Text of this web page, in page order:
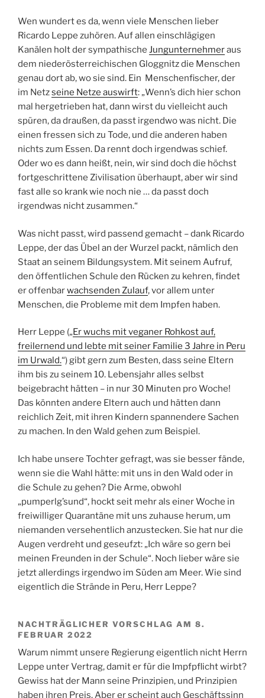
Wen wundert es da, wenn viele Menschen lieber
Ricardo Leppe zuhören. Auf allen einschlägigen
Kanälen holt der sympathische Jungunternehmeraus
dem niederösterreichischen Gloggnitz die Menschen
genau dort ab, wo sie sind. Ein Menschenfischer, der
im Netzseine Netze auswirft: „Wenn’s dich hier schon
mal hergetrieben hat, dann wirst du vielleicht auch
spüren, da draußen, da passt irgendwo was nicht. Die
einen fressen sich zu Tode, und die anderen haben
nichts zum Essen. Da rennt doch irgendwas schief.
Oder wo es dann heißt, nein, wir sind doch die höchst
fortgeschrittene Zivilisation überhaupt, aber wir sind
fast alle so krank wie noch nie … da passt doch
irgendwas nicht zusammen.“
Was nicht passt, wird passend gemacht – dank Ricardo
Leppe, der das Übel an der Wurzel packt, nämlich den
Staat an seinem Bildungsystem. Mit seinem Aufruf,
den öffentlichen Schule den Rücken zu kehren, findet
er offenbarwachsenden Zulauf, vor allem unter
Menschen, die Probleme mit dem Impfen haben.
Herr Leppe („Er wuchs mit veganer Rohkost auf,
freilernend und lebte mit seiner Familie 3 Jahre in Peru
im Urwald.“) gibt gern zum Besten, dass seine Eltern
ihm bis zu seinem 10. Lebensjahr alles selbst
beigebracht hätten – in nur 30 Minuten pro Woche!
Das könnten andere Eltern auch und hätten dann
reichlich Zeit, mit ihren Kindern spannendere Sachen
zu machen. In den Wald gehen zum Beispiel.
Ich habe unsere Tochter gefragt, was sie besser fände,
wenn sie die Wahl hätte: mit uns in den Wald oder in
die Schule zu gehen? Die Arme, obwohl
„pumperlg’sund“, hockt seit mehr als einer Woche in
freiwilliger Quarantäne mit uns zuhause herum, um
niemanden versehentlich anzustecken. Sie hat nur die
Augen verdreht und geseufzt: „Ich wäre so gern bei
meinen Freunden in der Schule“. Noch lieber wäre sie
jetzt allerdings irgendwo im Süden am Meer. Wie sind
eigentlich die Strände in Peru, Herr Leppe?
NACHTRÄGLICHER VORSCHLAG AM 8.
FEBRUAR 2022
Warum nimmt unsere Regierung eigentlich nicht Herrn
Leppe unter Vertrag, damit er für die Impfpflicht wirbt?
Gewiss hat der Mann seine Prinzipien, und Prinzipien
haben ihren Preis. Aber er scheint auch Geschäftssinn